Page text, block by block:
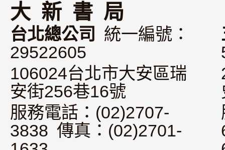
大 新 書 局
台北總公司
統一編號：
29522605
106024台北市大安區瑞
安街256巷16號
服務電話：(02)2707-
3838 傳真：(02)2701-